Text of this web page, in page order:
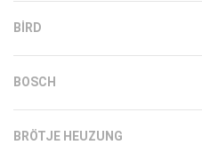
BIRD
BOSCH
BRÖTJE HEUZUNG